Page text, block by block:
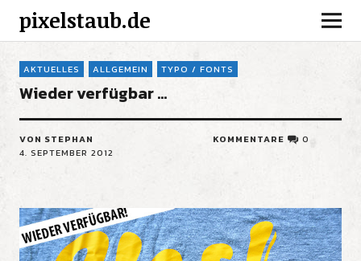
pixelstaub.de
AKTUELLES ALLGEMEIN TYPO / FONTS
Wieder verfügbar …
VON STEPHAN
4. SEPTEMBER 2012
KOMMENTARE 0